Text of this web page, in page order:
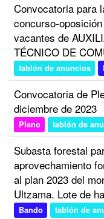
Convocatoria para
concurso-
vacantes de
TÉCNICO DE
tablón de anuncios
Convocatoria de
diciembre de 2023
Pleno tablón de
Subasta forestal
aprovechamiento
al plan 2023 del
Ultzama. Lote de
Bando tablón de